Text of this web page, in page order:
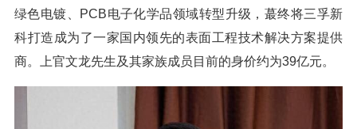
绿色电镀、PCB电子化学品领域转型升级，蕞终将三孚新
科打造成为了一家国内领先的表面工程技术解决方案提供
商。上官文龙先生及其家族成员目前的身价约为39亿元。